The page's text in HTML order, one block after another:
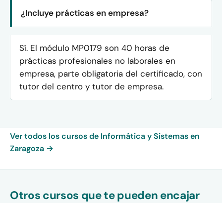
¿Incluye prácticas en empresa?
Sí. El módulo MP0179 son 40 horas de
prácticas profesionales no laborales en
empresa, parte obligatoria del certificado, con
tutor del centro y tutor de empresa.
Ver todos los cursos de Informática y Sistemas en
Zaragoza →
Otros cursos que te pueden encajar